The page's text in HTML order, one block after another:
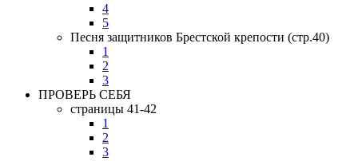
4
5
Песня защитников Брестской крепости (стр.40)
1
2
3
ПРОВЕРЬ СЕБЯ
страницы 41-42
1
2
3